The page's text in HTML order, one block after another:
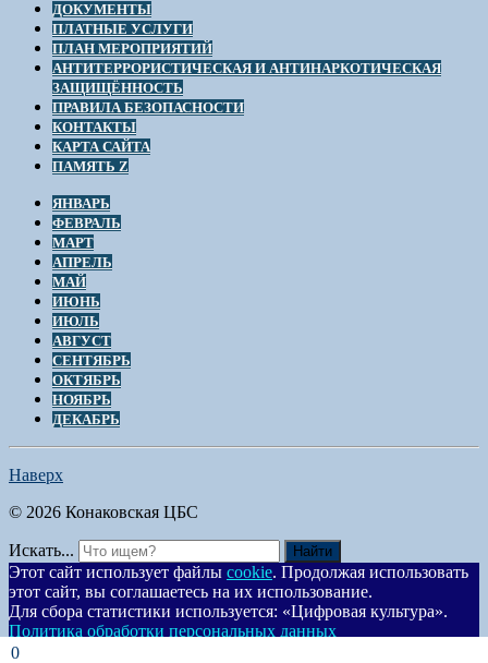
0
ДОКУМЕНТЫ
ПЛАТНЫЕ УСЛУГИ
ПЛАН МЕРОПРИЯТИЙ
АНТИТЕРРОРИСТИЧЕСКАЯ И АНТИНАРКОТИЧЕСКАЯ
ЗАЩИЩЁННОСТЬ
ПРАВИЛА БЕЗОПАСНОСТИ
КОНТАКТЫ
КАРТА САЙТА
ПАМЯТЬ Z
ЯНВАРЬ
ФЕВРАЛЬ
МАРТ
АПРЕЛЬ
МАЙ
ИЮНЬ
ИЮЛЬ
АВГУСТ
СЕНТЯБРЬ
ОКТЯБРЬ
НОЯБРЬ
ДЕКАБРЬ
Наверх
© 2026 Конаковская ЦБС
Искать... Найти
Этот сайт использует файлы cookie. Продолжая использовать
этот сайт, вы соглашаетесь на их использование.
Для сбора статистики используется: «Цифровая культура».
Политика обработки персональных данных
Согласен